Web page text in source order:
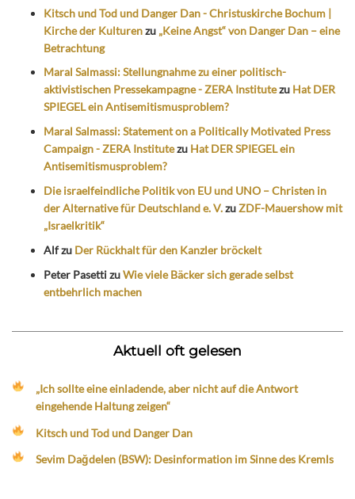
Kitsch und Tod und Danger Dan - Christuskirche Bochum |
Kirche der Kulturenzu „Keine Angst“ von Danger Dan – eine
Betrachtung
Maral Salmassi: Stellungnahme zu einer politisch-
aktivistischen Pressekampagne - ZERA Institutezu Hat DER
SPIEGEL ein Antisemitismusproblem?
Maral Salmassi: Statement on a Politically Motivated Press
Campaign - ZERA Institutezu Hat DER SPIEGEL ein
Antisemitismusproblem?
Die israelfeindliche Politik von EU und UNO – Christen in
der Alternative für Deutschland e. V.zuZDF-Mauershow mit
„Israelkritik“
Alfzu Der Rückhalt für den Kanzler bröckelt
Peter PasettizuWie viele Bäcker sich gerade selbst
entbehrlich machen
Aktuell oft gelesen
„Ich sollte eine einladende, aber nicht auf die Antwort
eingehende Haltung zeigen“
Kitsch und Tod und Danger Dan
Sevim Dağdelen (BSW): Desinformation im Sinne des Kremls